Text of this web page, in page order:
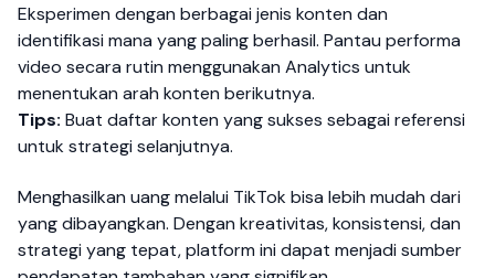
Eksperimen dengan berbagai jenis konten dan
identifikasi mana yang paling berhasil. Pantau performa
video secara rutin menggunakan Analytics untuk
menentukan arah konten berikutnya.
Tips: Buat daftar konten yang sukses sebagai referensi
untuk strategi selanjutnya.
Menghasilkan uang melalui TikTok bisa lebih mudah dari
yang dibayangkan. Dengan kreativitas, konsistensi, dan
strategi yang tepat, platform ini dapat menjadi sumber